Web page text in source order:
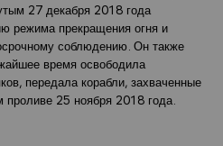
27 декабря 2018 года
режима прекращения огня и
соблюдению. Он также
время освободила
передала корабли, захваченные
проливе 25 ноября 2018 года.